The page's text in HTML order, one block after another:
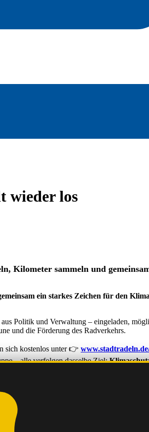
wieder los
Kilometer sammeln und
ein starkes Zeichen für den
Politik und Verwaltung – eingeladen,
und die Förderung des Radverkehrs.
sich kostenlos unter 👉
– alle verfolgen dasselbe Ziel:
beitreten.